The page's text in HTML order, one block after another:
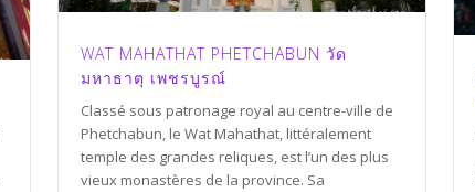
WAT MAHATHAT PHETCHABUN วัด
มหาธาตุ เพชรบูรณ์
Classé sous patronage royal au centre-ville de
Phetchabun, le Wat Mahathat, littéralement
temple des grandes reliques, est l’un des plus
vieux monastères de la province. Sa